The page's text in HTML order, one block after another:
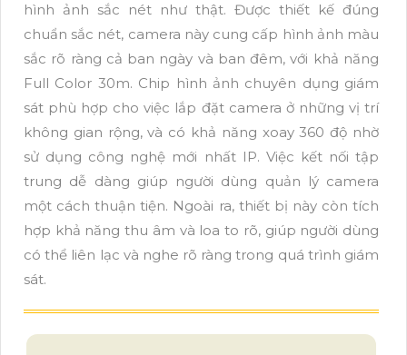
hình ảnh sắc nét như thật. Được thiết kế đúng
chuẩn sắc nét, camera này cung cấp hình ảnh màu
sắc rõ ràng cả ban ngày và ban đêm, với khả năng
Full Color 30m. Chip hình ảnh chuyên dụng giám
sát phù hợp cho việc lắp đặt camera ở những vị trí
không gian rộng, và có khả năng xoay 360 độ nhờ
sử dụng công nghệ mới nhất IP. Việc kết nối tập
trung dễ dàng giúp người dùng quản lý camera
một cách thuận tiện. Ngoài ra, thiết bị này còn tích
hợp khả năng thu âm và loa to rõ, giúp người dùng
có thể liên lạc và nghe rõ ràng trong quá trình giám
sát.